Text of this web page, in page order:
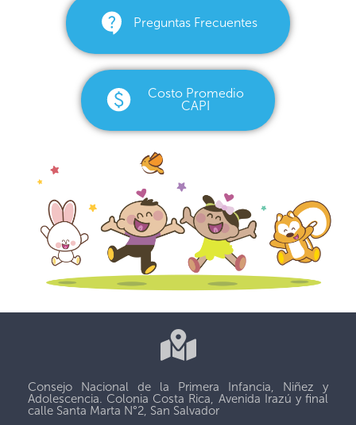
Preguntas Frecuentes
Costo Promedio
CAPI
Consejo Nacional de la Primera Infancia, Niñez y
Adolescencia. Colonia Costa Rica, Avenida Irazú y final
calle Santa Marta N°2, San Salvador